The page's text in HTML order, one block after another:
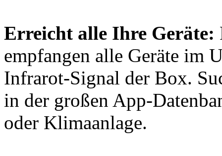
Erreicht alle Ihre Geräte:
empfangen alle Geräte im
Infrarot-Signal der Box.
in der großen App-
oder Klimaanlage.